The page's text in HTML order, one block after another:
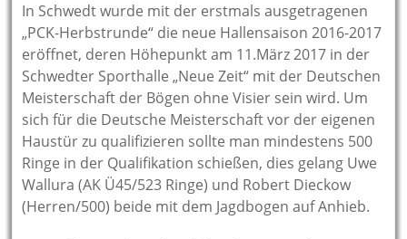
In Schwedt wurde mit der erstmals ausgetragenen
„PCK-Herbstrunde“ die neue Hallensaison 2016-2017
eröffnet, deren Höhepunkt am 11.März 2017 in der
Schwedter Sporthalle „Neue Zeit“ mit der Deutschen
Meisterschaft der Bögen ohne Visier sein wird. Um
sich für die Deutsche Meisterschaft vor der eigenen
Haustür zu qualifizieren sollte man mindestens 500
Ringe in der Qualifikation schießen, dies gelang Uwe
Wallura (AK Ü45/523 Ringe) und Robert Dieckow
(Herren/500) beide mit dem Jagdbogen auf Anhieb.